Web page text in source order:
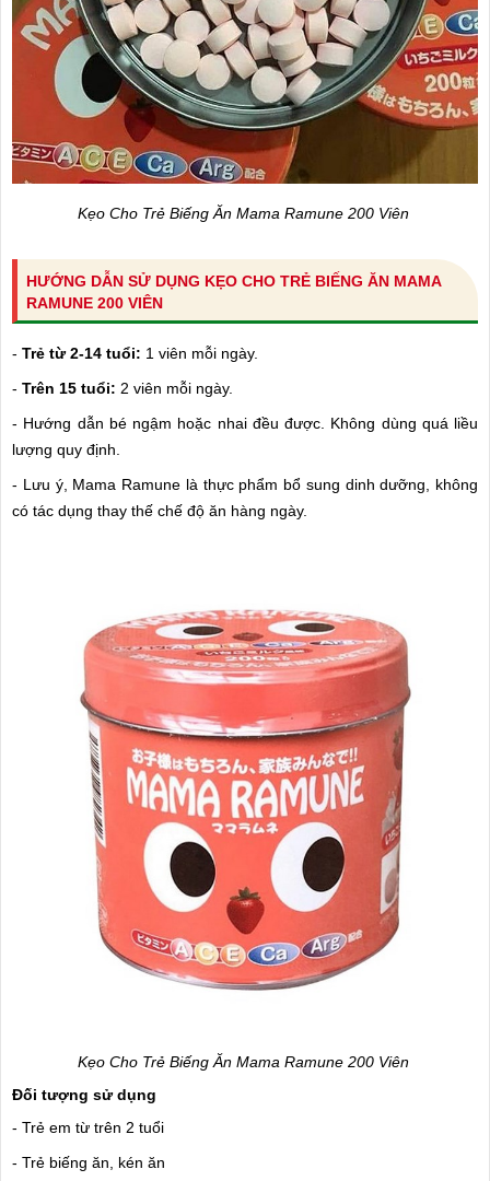
Kẹo Cho Trẻ Biếng Ăn Mama Ramune 200 Viên
HƯỚNG DẪN SỬ DỤNG KẸO CHO TRẺ BIẾNG ĂN MAMA
RAMUNE 200 VIÊN
- Trẻ từ 2-14 tuổi: 1 viên mỗi ngày.
- Trên 15 tuổi: 2 viên mỗi ngày.
- Hướng dẫn bé ngậm hoặc nhai đều được. Không dùng quá liều
lượng quy định.
- Lưu ý, Mama Ramune là thực phẩm bổ sung dinh dưỡng, không
có tác dụng thay thế chế độ ăn hàng ngày.
Kẹo Cho Trẻ Biếng Ăn Mama Ramune 200 Viên
Đối tượng sử dụng
- Trẻ em từ trên 2 tuổi
- Trẻ biếng ăn, kén ăn